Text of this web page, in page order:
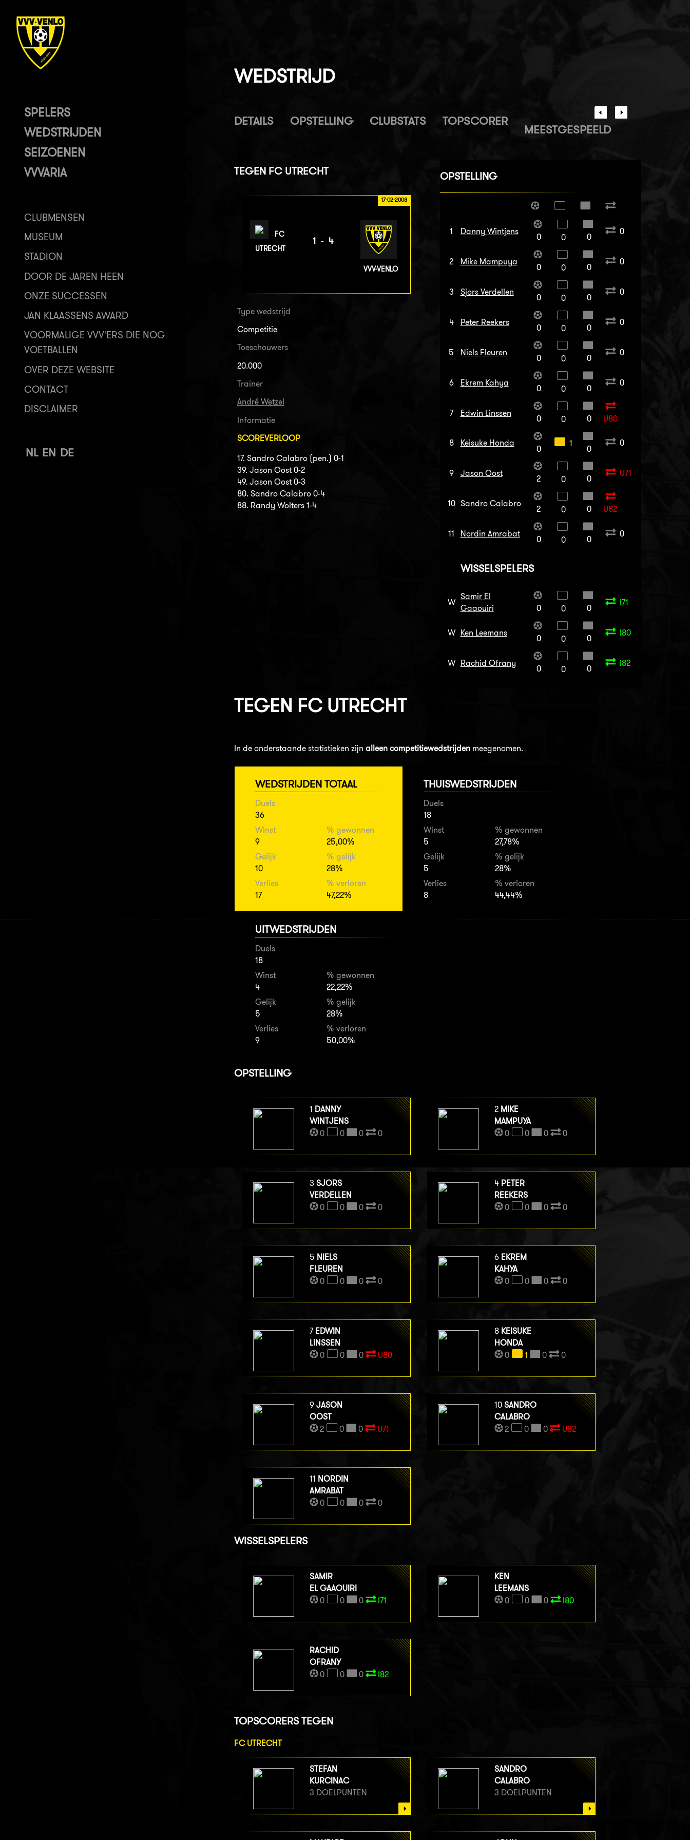
SPELERS
WEDSTRIJDEN
SEIZOENEN
VVVARIA
CLUBMENSEN
MUSEUM
STADION
DOOR DE JAREN HEEN
ONZE SUCCESSEN
JAN KLAASSENS AWARD
VOORMALIGE VVV'ERS DIE NOG
VOETBALLEN
OVER DEZE WEBSITE
CONTACT
DISCLAIMER
NL EN DE
WEDSTRIJD
DETAILS OPSTELLING CLUBSTATS TOPSCORER
MEESTGESPEELD
TEGEN FC UTRECHT
17-02-2008
FC
UTRECHT
1-4
VVV-VENLO
Type wedstrijd
Competitie
Toeschouwers
20.000
Trainer
André Wetzel
Informatie
SCOREVERLOOP
17. Sandro Calabro (pen.) 0-1
39. Jason Oost 0-2
49. Jason Oost 0-3
80. Sandro Calabro 0-4
88. Randy Wolters 1-4
OPSTELLING
1 Danny Wintjens
0 0 0
0
2 Mike Mampuya
0 0 0
0
3 Sjors Verdellen
0 0 0
0
4 Peter Reekers
0 0 0
0
5 Niels Fleuren
0 0 0
0
6 Ekrem Kahya
0 0 0
0
7 Edwin Linssen
0 0 0 U80
8 Keisuke Honda
0
1
0
0
9 Jason Oost
2 0 0
U71
10 Sandro Calabro
2 0 0 U82
11 Nordin Amrabat
0 0 0
0
WISSELSPELERS
W
Samir El
Gaaouiri
0 0 0
I71
W Ken Leemans
0 0 0
I80
W Rachid Ofrany
0 0 0
I82
TEGEN FC UTRECHT
In de onderstaande statistieken zijn alleen competitiewedstrijdenmeegenomen.
WEDSTRIJDEN TOTAAL
Duels
36
Winst
9
% gewonnen
25,00%
Gelijk
10
% gelijk
28%
Verlies
17
% verloren
47,22%
THUISWEDSTRIJDEN
Duels
18
Winst
5
% gewonnen
27,78%
Gelijk
5
% gelijk
28%
Verlies
8
% verloren
44,44%
UITWEDSTRIJDEN
Duels
18
Winst
4
% gewonnen
22,22%
Gelijk
5
% gelijk
28%
Verlies
9
% verloren
50,00%
OPSTELLING
1 DANNY
WINTJENS
0
0 0 0
2 MIKE
MAMPUYA
0
0 0 0
3 SJORS
VERDELLEN
0
0 0 0
4 PETER
REEKERS
0
0 0 0
5 NIELS
FLEUREN
0
0 0 0
6 EKREM
KAHYA
0
0 0 0
7 EDWIN
LINSSEN
0
0 0 U80
8 KEISUKE
HONDA
0
1 0 0
9 JASON
OOST
2
0 0 U71
10 SANDRO
CALABRO
2
0 0 U82
11 NORDIN
AMRABAT
0
0 0 0
WISSELSPELERS
SAMIR
EL GAAOUIRI
0
0 0 I71
KEN
LEEMANS
0
0 0 I80
RACHID
OFRANY
0
0 0 I82
TOPSCORERS TEGEN
FC UTRECHT
STEFAN
KURCINAC
3 DOELPUNTEN
SANDRO
CALABRO
3 DOELPUNTEN